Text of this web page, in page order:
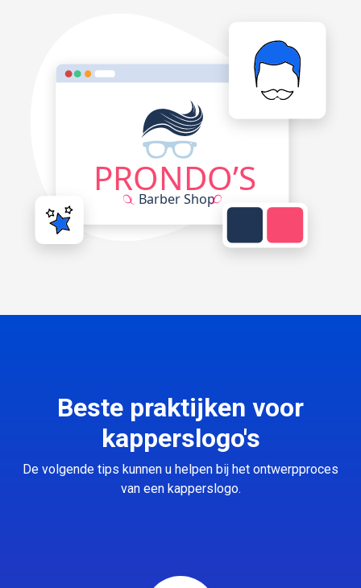
Beste praktijken voor
kapperslogo's
De volgende tips kunnen u helpen bij het ontwerpproces
van een kapperslogo.